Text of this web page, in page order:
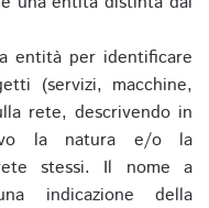
entità per identificare
(servizi, macchine,
rete, descrivendo in
la natura e/o la
stessi. Il nome a
indicazione della